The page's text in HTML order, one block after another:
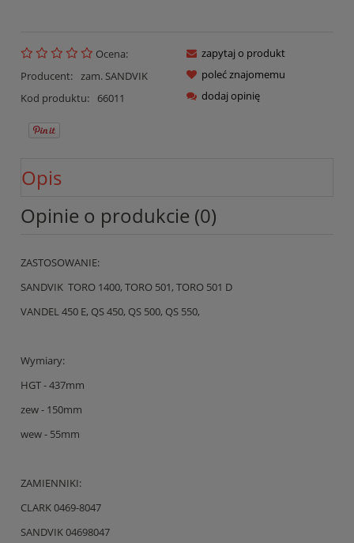
Ocena:
Producent: zam. SANDVIK
Kod produktu:
66011
zapytaj o produkt
poleć znajomemu
dodaj opinię
Opis
Opinie o produkcie (0)
ZASTOSOWANIE:
SANDVIK TORO 1400, TORO 501, TORO 501 D
VANDEL 450 E, QS 450, QS 500, QS 550,
Wymiary:
HGT - 437mm
zew - 150mm
wew - 55mm
ZAMIENNIKI:
CLARK 0469-8047
SANDVIK 04698047